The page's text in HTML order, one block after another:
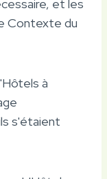
et les
Contexte du
à
s'étaient